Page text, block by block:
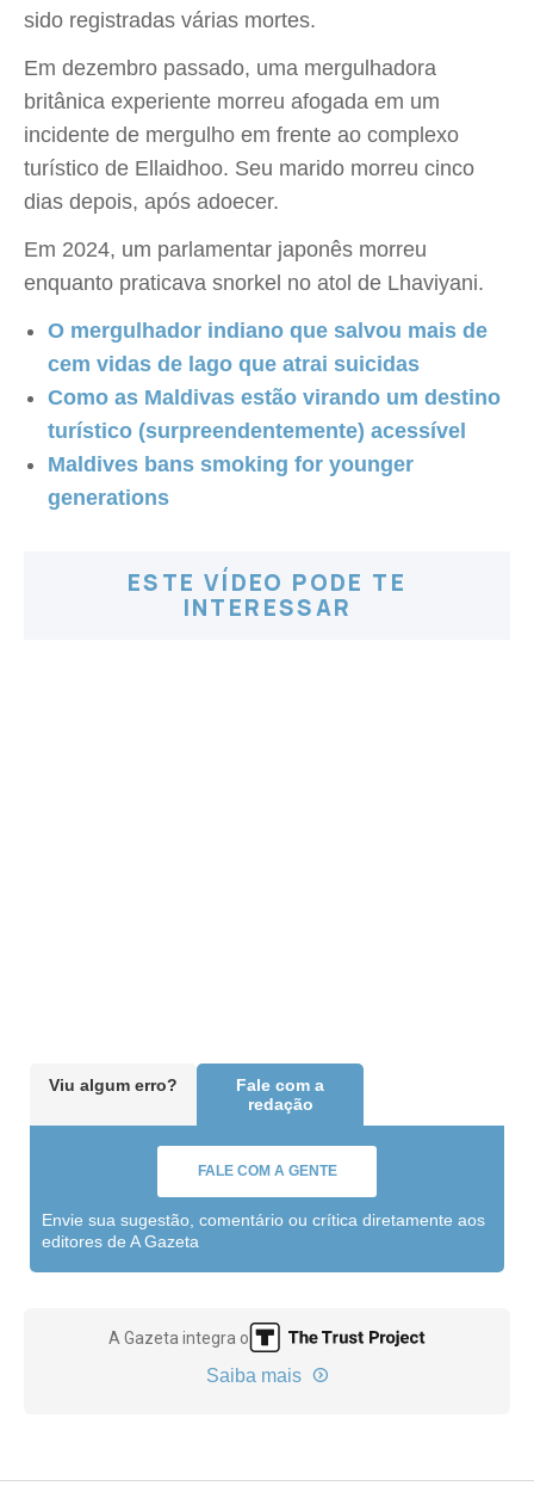
sido registradas várias mortes.
Em dezembro passado, uma mergulhadora
britânica experiente morreu afogada em um
incidente de mergulho em frente ao complexo
turístico de Ellaidhoo. Seu marido morreu cinco
dias depois, após adoecer.
Em 2024, um parlamentar japonês morreu
enquanto praticava snorkel no atol de Lhaviyani.
O mergulhador indiano que salvou mais de
cem vidas de lago que atrai suicidas
Como as Maldivas estão virando um destino
turístico (surpreendentemente) acessível
Maldives bans smoking for younger
generations
ESTE VÍDEO PODE TE
INTERESSAR
Viu algum erro?
Fale com a
redação
FALE COM A GENTE
Envie sua sugestão, comentário ou crítica diretamente aos
editores de A Gazeta
A Gazeta integra o
Saiba mais